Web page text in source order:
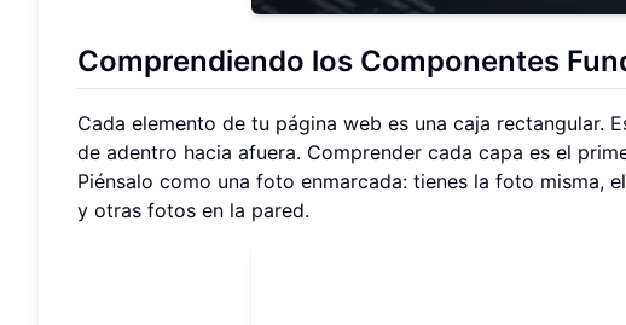
Comprendiendo los Componentes
Cada elemento de tu página web es una caja rectangular.
de adentro hacia afuera. Comprender cada capa es el
Piénsalo como una foto enmarcada: tienes la foto misma,
y otras fotos en la pared.